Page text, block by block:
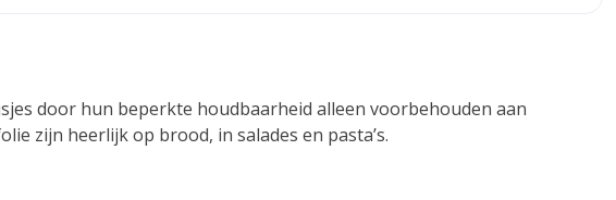
door hun beperkte houdbaarheid alleen voorbehouden aan
zijn heerlijk op brood, in salades en pasta’s.